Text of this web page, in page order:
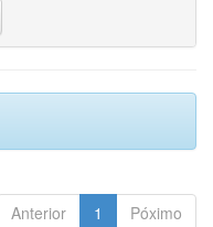
Anterior 1 Póximo